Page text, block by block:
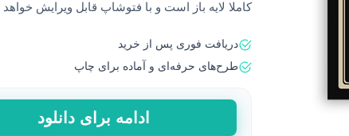
کاملا لایه باز است و با فتوشاپ قابل ویرایش خواهد
دریافت فوری پس از خرید
طرح‌های حرفه‌ای و آماده برای چاپ
کارت
ویزیت
ادامه برای دانلود